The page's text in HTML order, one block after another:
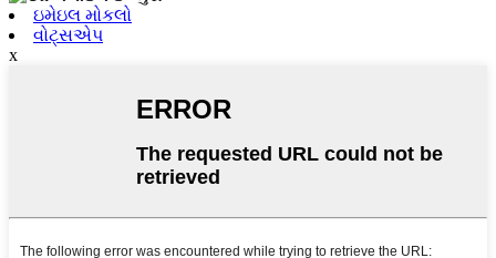
ઇમેઇલ મોકલો
વોટ્સએપ
x